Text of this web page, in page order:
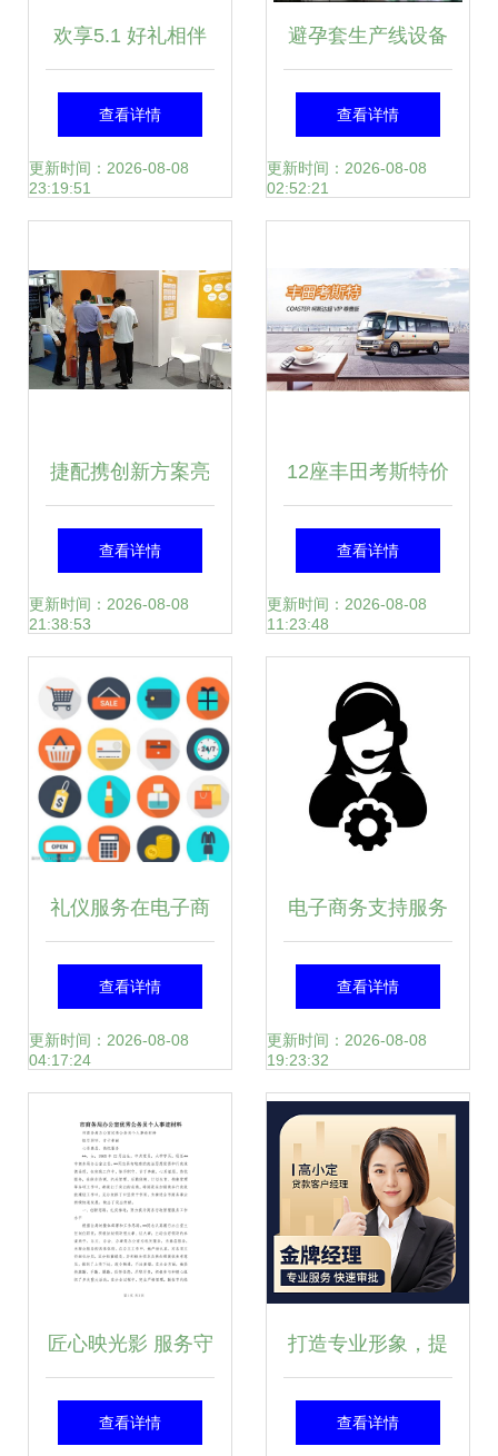
欢享5.1 好礼相伴
索尼VAIO个人电脑
Windows 8部分机
人商务服务
查看详情
更新时间：2026-08-08
23:19:51
避孕套生产线设备
曝光与摄影扩印服
务的关系解析
查看详情
更新时间：2026-08-08
02:52:21
捷配携创新方案亮
相2019第六届深圳
国际电路板采购展
览会，引领个人商
务服务新风尚
查看详情
更新时间：2026-08-08
21:38:53
12座丰田考斯特价
格与最新报价详
解，如何满足商务
查看详情
更新时间：2026-08-08
11:23:48
礼仪服务在电子商
务中的可视化表达
圆形图标设计背后
查看详情
更新时间：2026-08-08
04:17:24
电子商务支持服务
新形象 融合矢量图
标、女性操作员与
在线摄影扩印技术
查看详情
更新时间：2026-08-08
19:23:32
匠心映光影 服务守
初心——记XX市商
查看详情
打造专业形象，提
升商务价值——个
查看详情